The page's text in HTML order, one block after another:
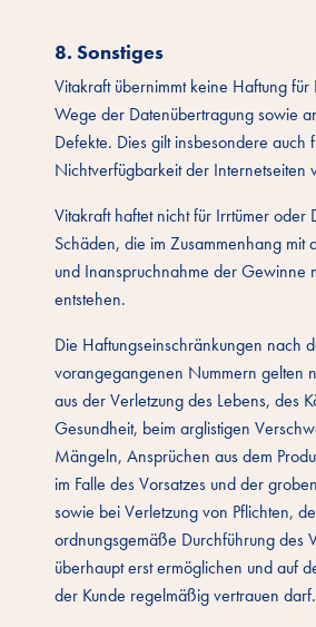
8. Sonstiges
Vitakraft übernimmt keine Haftung für
Wege der Datenübertragung sowie
Defekte. Dies gilt insbesondere auch
Nichtverfügbarkeit der Internetseiten
Vitakraft haftet nicht für Irrtümer oder
Schäden, die im Zusammenhang mit
und Inanspruchnahme der Gewinne
entstehen.
Die Haftungseinschränkungen nach
vorangegangenen Nummern gelten
aus der Verletzung des Lebens, des
Gesundheit, beim arglistigen
Mängeln, Ansprüchen aus dem
im Falle des Vorsatzes und der
sowie bei Verletzung von Pflichten,
ordnungsgemäße Durchführung des
überhaupt erst ermöglichen und auf
der Kunde regelmäßig vertrauen darf.